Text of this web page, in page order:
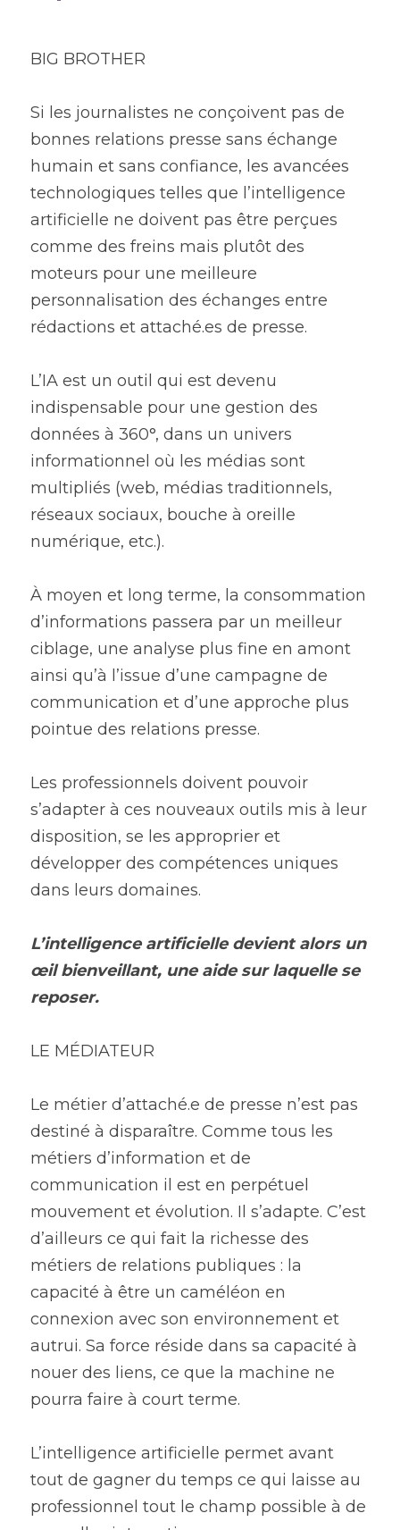
BIG BROTHER
Si les journalistes ne conçoivent pas de
bonnes relations presse sans échange
humain et sans confiance, les avancées
technologiques telles que l’intelligence
artificielle ne doivent pas être perçues
comme des freins mais plutôt des
moteurs pour une meilleure
personnalisation des échanges entre
rédactions et attaché.es de presse.
L’IA est un outil qui est devenu
indispensable pour une gestion des
données à 360°, dans un univers
informationnel où les médias sont
multipliés (web, médias traditionnels,
réseaux sociaux, bouche à oreille
numérique, etc.).
À moyen et long terme, la consommation
d’informations passera par un meilleur
ciblage, une analyse plus fine en amont
ainsi qu’à l’issue d’une campagne de
communication et d’une approche plus
pointue des relations presse.
Les professionnels doivent pouvoir
s’adapter à ces nouveaux outils mis à leur
disposition, se les approprier et
développer des compétences uniques
dans leurs domaines.
L’intelligence artificielle devient alors un
œil bienveillant, une aide sur laquelle se
reposer.
LE MÉDIATEUR
Le métier d’attaché.e de presse n’est pas
destiné à disparaître. Comme tous les
métiers d’information et de
communication il est en perpétuel
mouvement et évolution. Il s’adapte. C’est
d’ailleurs ce qui fait la richesse des
métiers de relations publiques : la
capacité à être un caméléon en
connexion avec son environnement et
autrui. Sa force réside dans sa capacité à
nouer des liens, ce que la machine ne
pourra faire à court terme.
L’intelligence artificielle permet avant
tout de gagner du temps ce qui laisse au
professionnel tout le champ possible à de